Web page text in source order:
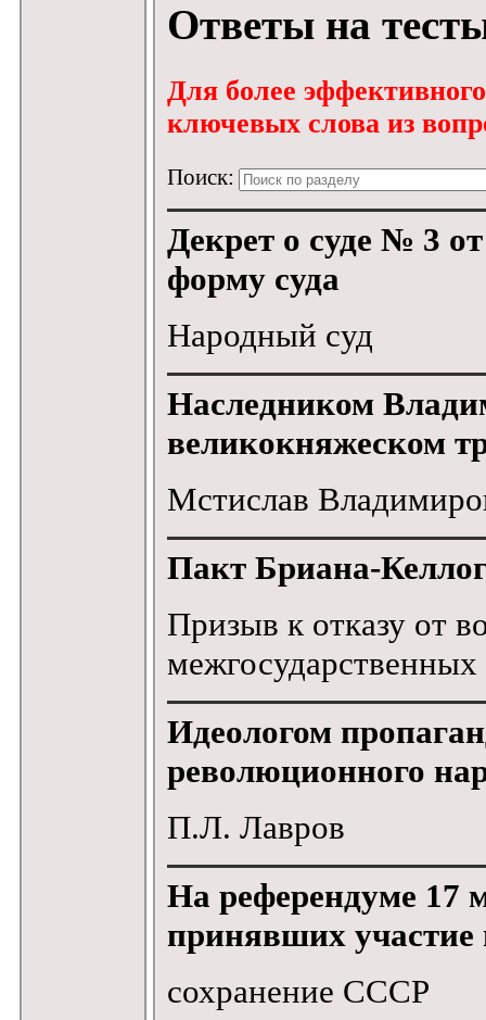
Ответы на
Для более
ключевых слова из
Поиск:
Декрет о суде № 3
форму суда
Народный суд
Наследником
великокняжеском
Мстислав
Пакт Бриана-
Призыв к отказу от
Идеологом
революционного
П.Л. Лавров
На референдуме 17
принявших участие
сохранение СССР